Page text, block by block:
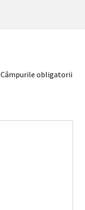
Câmpurile obligatorii